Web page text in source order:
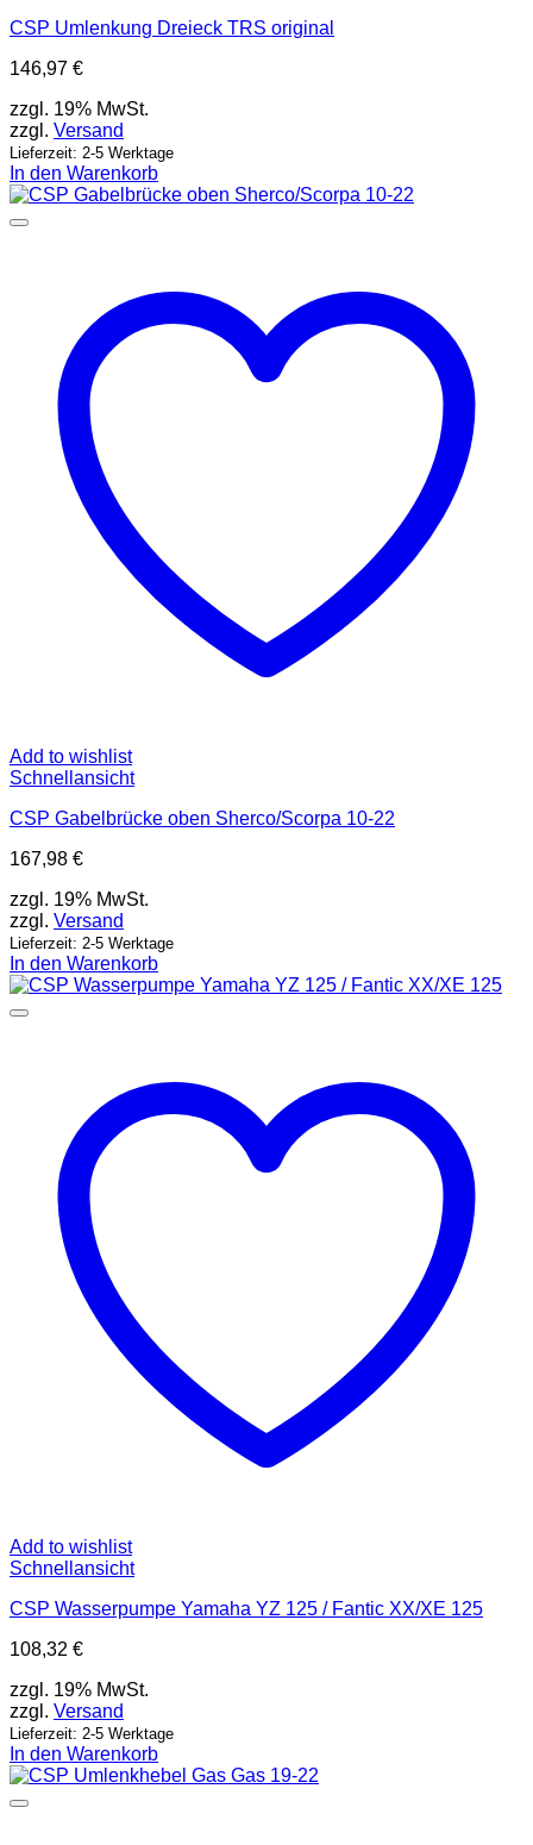
CSP Umlenkung Dreieck TRS original
146,97 €
zzgl. 19% MwSt.
zzgl. Versand
Lieferzeit: 2-5 Werktage
In den Warenkorb
Add to wishlist
Schnellansicht
CSP Gabelbrücke oben Sherco/Scorpa 10-22
167,98 €
zzgl. 19% MwSt.
zzgl. Versand
Lieferzeit: 2-5 Werktage
In den Warenkorb
Add to wishlist
Schnellansicht
CSP Wasserpumpe Yamaha YZ 125 / Fantic XX/XE 125
108,32 €
zzgl. 19% MwSt.
zzgl. Versand
Lieferzeit: 2-5 Werktage
In den Warenkorb